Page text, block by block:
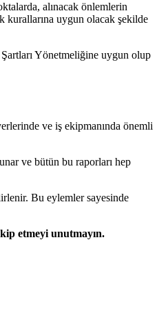
alınacak önlemlerin
kurallarına uygun olacak şekilde
Şartları Yönetmeliğine uygun olup
ve iş ekipmanında önemli
ve bütün bu raporları hep
Bu eylemler sayesinde
etmeyi unutmayın.